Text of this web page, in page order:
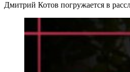
Дмитрий Котов погружается в